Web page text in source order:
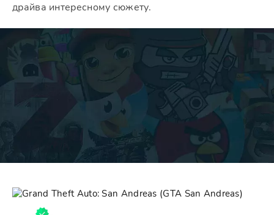
драйва интересному сюжету.